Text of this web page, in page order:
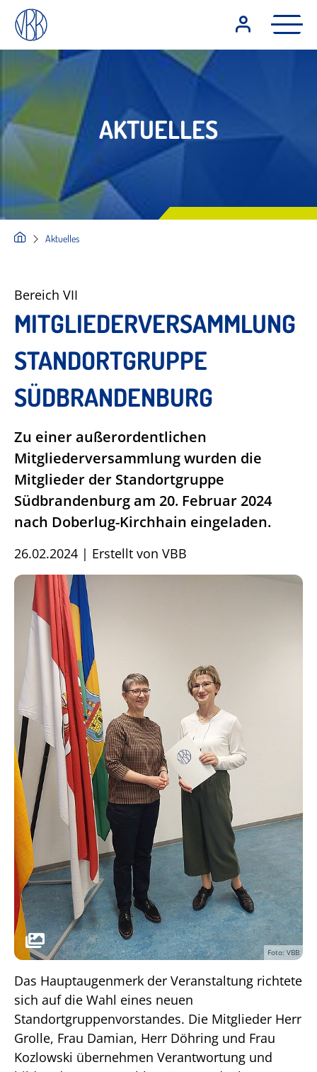
AKTUELLES
Aktuelles
Bereich VII
MITGLIEDERVERSAMMLUNG
STANDORTGRUPPE
SÜDBRANDENBURG
Zu einer außerordentlichen
Mitgliederversammlung wurden die
Mitglieder der Standortgruppe
Südbrandenburg am 20. Februar 2024
nach Doberlug-Kirchhain eingeladen.
26.02.2024 | Erstellt von VBB
Foto: VBB
Das Hauptaugenmerk der Veranstaltung richtete
sich auf die Wahl eines neuen
Standortgruppenvorstandes. Die Mitglieder Herr
Grolle, Frau Damian, Herr Döhring und Frau
Kozlowski übernehmen Verantwortung und